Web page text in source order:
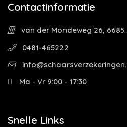
Contactinformatie
van der Mondeweg 26, 6685
0481-465222
Ma - Vr 9:00 - 17:30
Snelle Links